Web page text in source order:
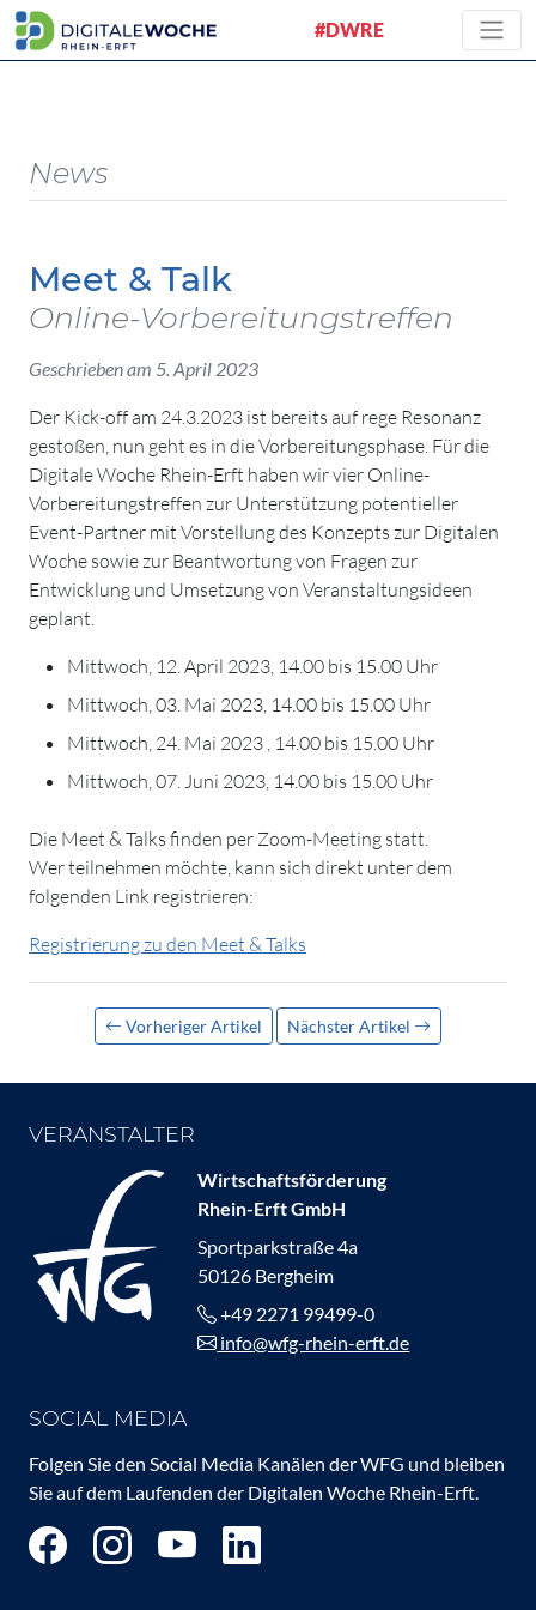
#DWRE
News
Meet & Talk
Online-Vorbereitungstreffen
Geschrieben am 5. April 2023
Der Kick-off am 24.3.2023 ist bereits auf rege Resonanz
gestoßen, nun geht es in die Vorbereitungsphase. Für die
Digitale Woche Rhein-Erft haben wir vier Online-
Vorbereitungstreffen zur Unterstützung potentieller
Event-Partner mit Vorstellung des Konzepts zur Digitalen
Woche sowie zur Beantwortung von Fragen zur
Entwicklung und Umsetzung von Veranstaltungsideen
geplant.
Mittwoch, 12. April 2023, 14.00 bis 15.00 Uhr
Mittwoch, 03. Mai 2023, 14.00 bis 15.00 Uhr
Mittwoch, 24. Mai 2023 , 14.00 bis 15.00 Uhr
Mittwoch, 07. Juni 2023, 14.00 bis 15.00 Uhr
Die Meet & Talks finden per Zoom-Meeting statt.
Wer teilnehmen möchte, kann sich direkt unter dem
folgenden Link registrieren:
Registrierung zu den Meet & Talks
Vorheriger Artikel Nächster Artikel
VERANSTALTER
Wirtschaftsförderung
Rhein-Erft GmbH
Sportparkstraße 4a
50126 Bergheim
+49 2271 99499-0
info@wfg-rhein-erft.de
SOCIAL MEDIA
Folgen Sie den Social Media Kanälen der WFG und bleiben
Sie auf dem Laufenden der Digitalen Woche Rhein-Erft.